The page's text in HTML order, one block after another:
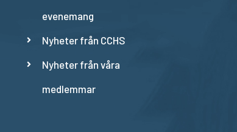
evenemang
Nyheter från CCHS
Nyheter från våra
medlemmar